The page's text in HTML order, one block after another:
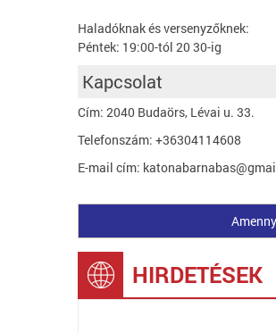
Haladóknak és versenyzőknek:
Péntek: 19:00-tól 20 30-ig
Kapcsolat
Cím: 2040 Budaörs, Lévai u. 33.
Telefonszám: +36304114608
E-mail cím:
HIRDETÉSEK